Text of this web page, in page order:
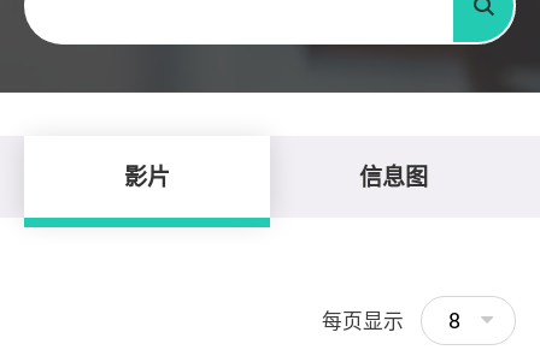
搜寻
影片 信息图
每页显示 8